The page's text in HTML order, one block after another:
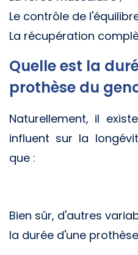
Le contrôle de
La récupération
Quelle est la
prothèse du
Naturellement, il
influent sur la
que :
Bien sûr, d'autres
la durée d'une